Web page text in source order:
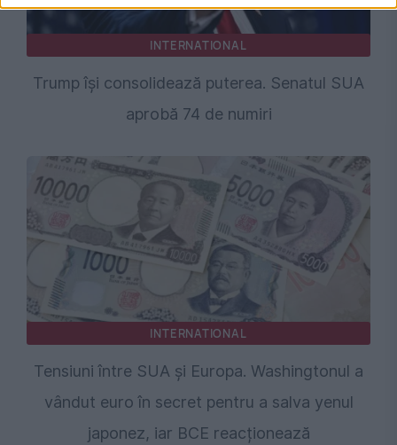
INTERNATIONAL
Trump își consolidează puterea. Senatul SUA
aprobă 74 de numiri
INTERNATIONAL
Tensiuni între SUA și Europa. Washingtonul a
vândut euro în secret pentru a salva yenul
japonez, iar BCE reacționează